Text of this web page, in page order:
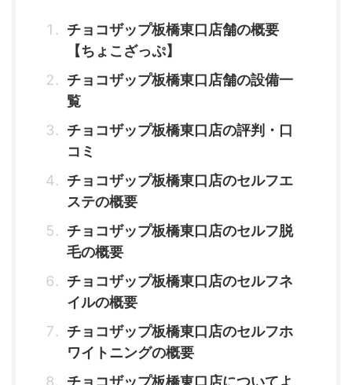
チョコザップ板橋東口店舗の概要
【ちょこざっぷ】
チョコザップ板橋東口店舗の設備一
覧
チョコザップ板橋東口店の評判・口
コミ
チョコザップ板橋東口店のセルフエ
ステの概要
チョコザップ板橋東口店のセルフ脱
毛の概要
チョコザップ板橋東口店のセルフネ
イルの概要
チョコザップ板橋東口店のセルフホ
ワイトニングの概要
チョコザップ板橋東口店についてよ